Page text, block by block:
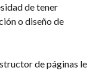
de tener
o diseño de
de páginas le